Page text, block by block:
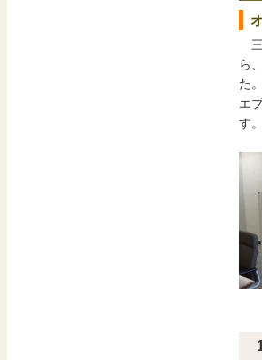
三
ら
た
エ
す。